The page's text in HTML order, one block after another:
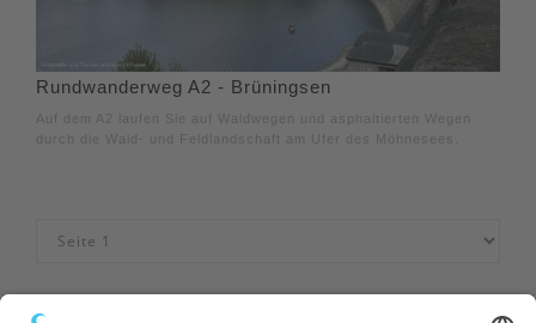
Rundwanderweg A2 - Brüningsen
Auf dem A2 laufen Sie auf Waldwegen und asphaltierten Wegen
durch die Wald- und Feldlandschaft am Ufer des Möhnesees.